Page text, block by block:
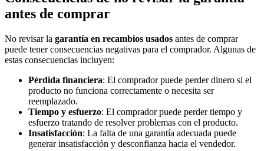
antes de comprar
No revisar la garantía en recambios usados antes de comprar
puede tener consecuencias negativas para el comprador. Algunas de
estas consecuencias incluyen:
Pérdida financiera: El comprador puede perder dinero si el
producto no funciona correctamente o necesita ser
reemplazado.
Tiempo y esfuerzo: El comprador puede perder tiempo y
esfuerzo tratando de resolver problemas con el producto.
Insatisfacción: La falta de una garantía adecuada puede
generar insatisfacción y desconfianza hacia el vendedor.